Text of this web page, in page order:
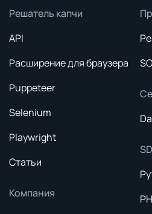
Решатель капчи
API
Расширение для браузера
Puppeteer
Selenium
Playwright
Статьи
Компания